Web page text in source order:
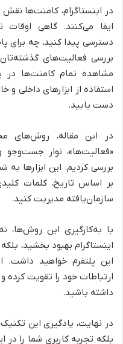
در اینستاگرام، کامنت‌ها
ایفا می‌کنند. گاهی اوقات
دسترسی پیدا کنید، چه
بررسی فعالیت‌های
مشاهده تمام کامنت‌ها در
استفاده از ابزارهای داخلی
دست یابید.
در این مقاله، روش‌های
«فعالیت‌ها»، نوار جست‌وجو
بررسی کردیم. این ابزارها
بر اساس تاریخ، کلمات
سازمان‌یافته مدیریت کنید.
با به‌کارگیری این روش‌ها،
اینستاگرام بهبود بخشید،
این پلتفرم خواهید
ارتباطات خود را تقویت کرده
داشته باشید.
در نهایت، یادگیری این
بلکه تجربه کاربری شما را